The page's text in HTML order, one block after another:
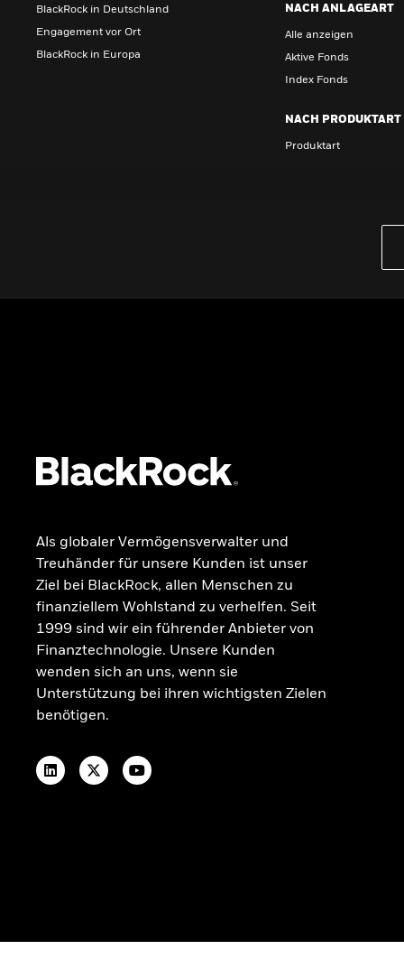
BlackRock in Deutschland
Engagement vor Ort
BlackRock in Europa
NACH ANLAGEART
Alle anzeigen
Aktive Fonds
Index Fonds
NACH PRODUKTART
Produktart
Deutschland
Beschwerdemanagement
OGAW-Vergütungsrichtlinie
Nachhaltigkeitsbezogene Offenlegungen
Portfolio-ETF-Studie 2025
Als globaler Vermögensverwalter und
Treuhänder für unsere Kunden ist unser
Ziel bei BlackRock, allen Menschen zu
finanziellem Wohlstand zu verhelfen. Seit
1999 sind wir ein führender Anbieter von
Finanztechnologie. Unsere Kunden
wenden sich an uns, wenn sie
Unterstützung bei ihren wichtigsten Zielen
benötigen.